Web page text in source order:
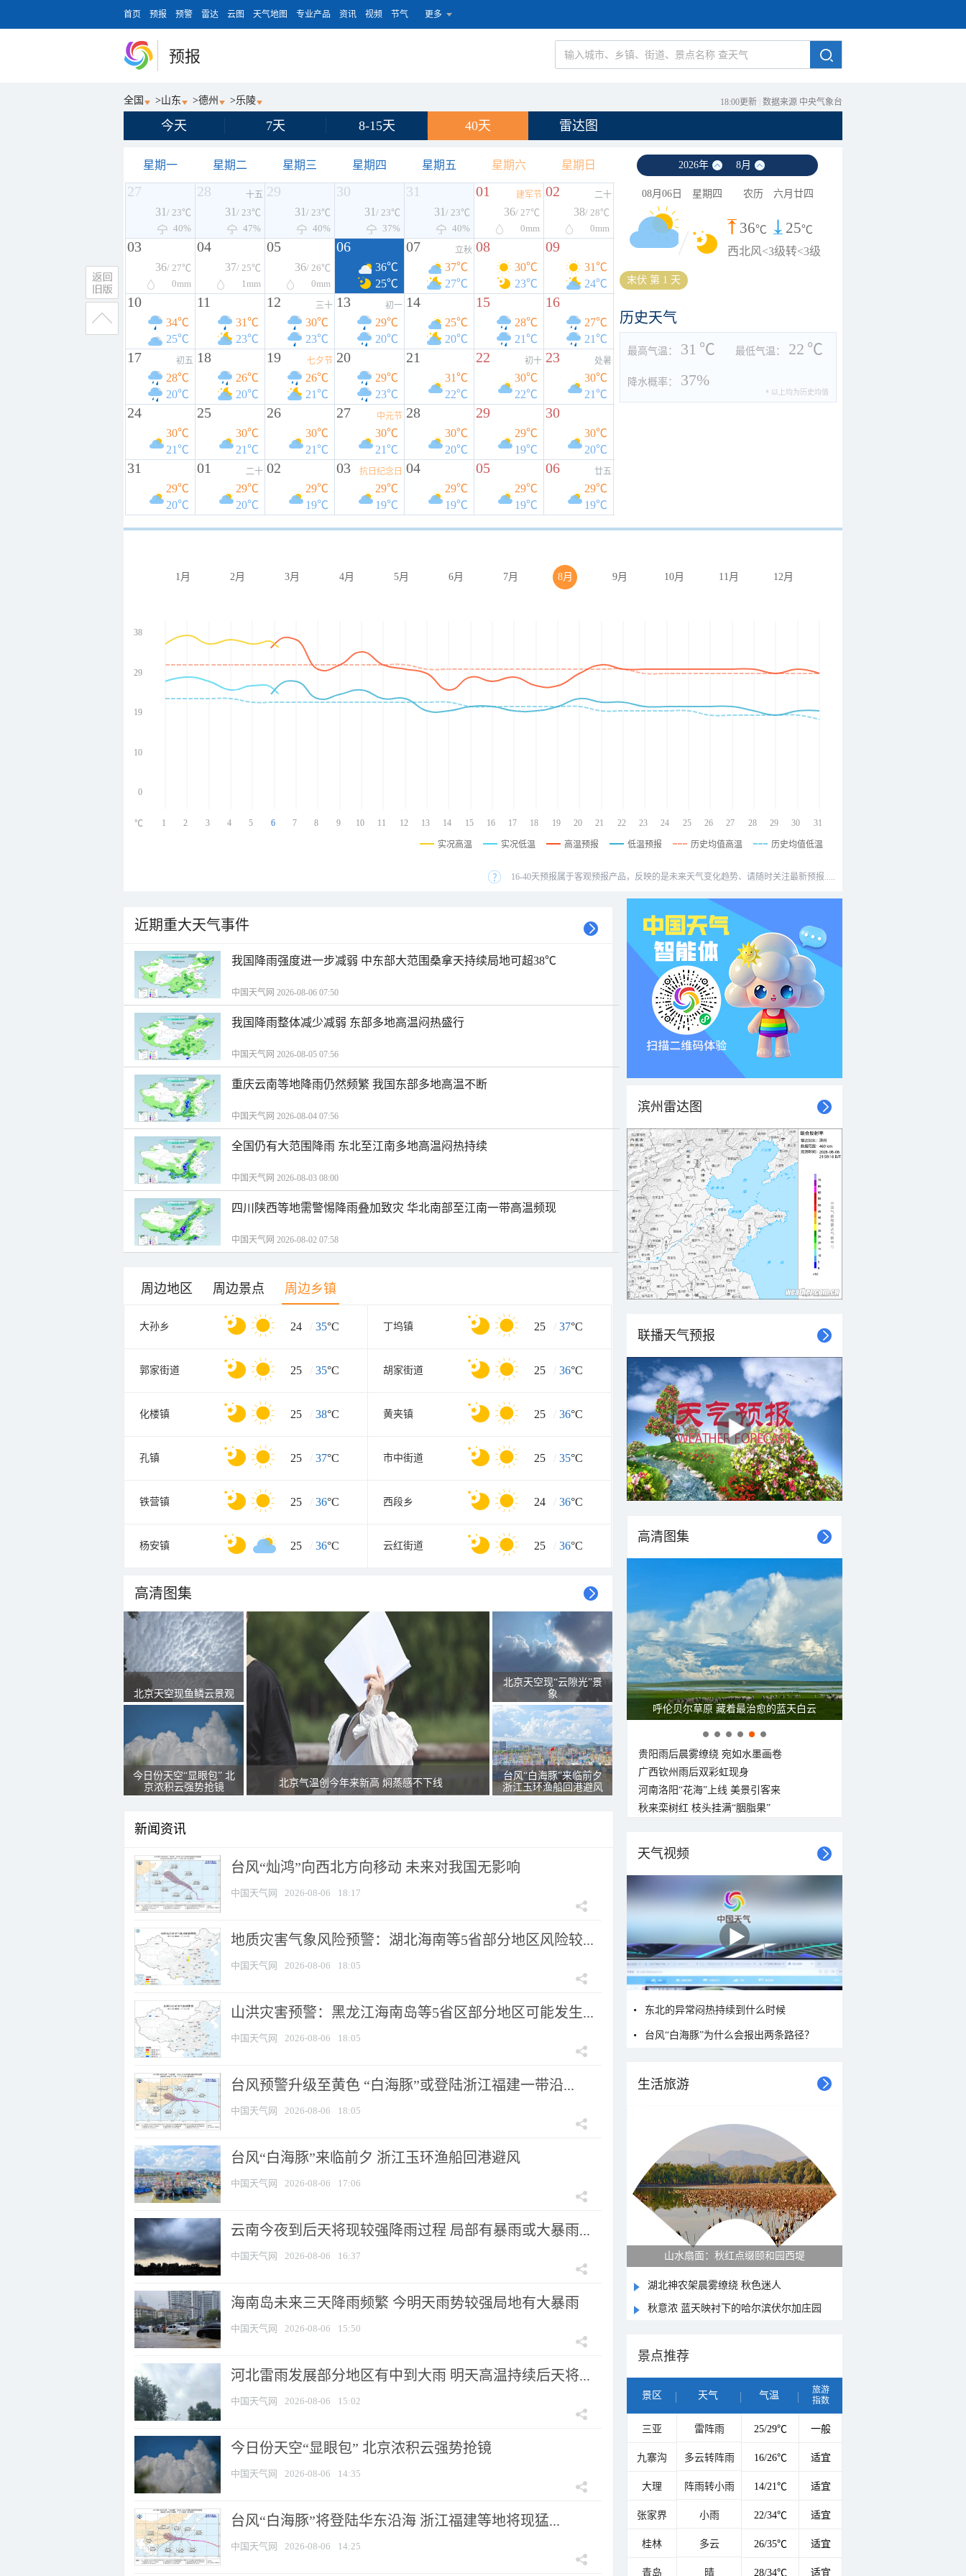
首页 预报 预警 雷达 云图 天气地图 专业产品 资讯 视频 节气 更多
预报
全国 >山东 >德州 >乐陵 18:00更新 数据来源 中央气象台
今天 7天 8-15天 40天 雷达图
星期一 星期二 星期三 星期四 星期五 星期六 星期日
27
31 / 23℃
40%
28 十五
31 / 23℃
47%
29
31 / 23℃
40%
30
31 / 23℃
37%
31
31 / 23℃
40%
01 建军节
36/ 27℃
0mm
02 二十
38/ 28℃
0mm
03
36/ 27℃
0mm
04
37/ 25℃
1mm
05
36/ 26℃
0mm
06
36℃
25℃
07 立秋
37℃
27℃
08
30℃
23℃
09
31℃
24℃
10
34℃
25℃
11
31℃
23℃
12 三十
30℃
23℃
13 初一
29℃
20℃
14
25℃
20℃
15
28℃
21℃
16
27℃
21℃
17 初五
28℃
20℃
18
26℃
20℃
19 七夕节
26℃
21℃
20
29℃
23℃
21
31℃
22℃
22 初十
30℃
22℃
23 处暑
30℃
21℃
24
30℃
21℃
25
30℃
21℃
26
30℃
21℃
27 中元节
30℃
21℃
28
30℃
20℃
29
29℃
19℃
30
30℃
20℃
31
29℃
20℃
01 二十
29℃
20℃
02
29℃
19℃
03 抗日纪念日
29℃
19℃
04
29℃
19℃
05
29℃
19℃
06 廿五
29℃
19℃
2026年 8月
08月06日 星期四 农历 六月廿四
36℃ 25℃
西北风<3级转<3级
末伏 第 1 天
历史天气
最高气温： 31 ℃ 最低气温： 22 ℃
降水概率： 37%
* 以上均为历史均值
1月 2月 3月 4月 5月 6月 7月 8月 9月 10月 11月 12月
38
29
19
10
0
1 2 3 4 5 6 7 8 9 10 11 12 13 14 15 16 17 18 19 20 21 22 23 24 25 26 27 28 29 30 31
℃
实况高温 实况低温 高温预报 低温预报 历史均值高温 历史均值低温
16-40天预报属于客观预报产品，反映的是未来天气变化趋势、请随时关注最新预报.....
近期重大天气事件
我国降雨强度进一步减弱 中东部大范围桑拿天持续局地可超38℃
中国天气网 2026-08-06 07:50
我国降雨整体减少减弱 东部多地高温闷热盛行
中国天气网 2026-08-05 07:56
重庆云南等地降雨仍然频繁 我国东部多地高温不断
中国天气网 2026-08-04 07:56
全国仍有大范围降雨 东北至江南多地高温闷热持续
中国天气网 2026-08-03 08:00
四川陕西等地需警惕降雨叠加致灾 华北南部至江南一带高温频现
中国天气网 2026-08-02 07:58
周边地区 周边景点 周边乡镇
大孙乡 24 / 35°C 丁坞镇 25 / 37°C
郭家街道 25 / 35°C 胡家街道 25 / 36°C
化楼镇 25 / 38°C 黄夹镇 25 / 36°C
孔镇 25 / 37°C 市中街道 25 / 35°C
铁营镇 25 / 36°C 西段乡 24 / 36°C
杨安镇 25 / 36°C 云红街道 25 / 36°C
高清图集
北京天空现鱼鳞云景观
今日份天空“显眼包” 北
京浓积云强势抢镜
北京气温创今年来新高 焖蒸感不下线
北京天空现“云隙光”景
象
台风“白海豚”来临前夕
浙江玉环渔船回港避风
新闻资讯
台风“灿鸿”向西北方向移动 未来对我国无影响
中国天气网 2026-08-06 18:17
地质灾害气象风险预警：湖北海南等5省部分地区风险较...
中国天气网 2026-08-06 18:05
山洪灾害预警：黑龙江海南岛等5省区部分地区可能发生...
中国天气网 2026-08-06 18:05
台风预警升级至黄色 “白海豚”或登陆浙江福建一带沿...
中国天气网 2026-08-06 18:05
台风“白海豚”来临前夕 浙江玉环渔船回港避风
中国天气网 2026-08-06 17:06
云南今夜到后天将现较强降雨过程 局部有暴雨或大暴雨...
中国天气网 2026-08-06 16:37
海南岛未来三天降雨频繁 今明天雨势较强局地有大暴雨
中国天气网 2026-08-06 15:50
河北雷雨发展部分地区有中到大雨 明天高温持续后天将...
中国天气网 2026-08-06 15:02
今日份天空“显眼包” 北京浓积云强势抢镜
中国天气网 2026-08-06 14:35
台风“白海豚”将登陆华东沿海 浙江福建等地将现猛...
中国天气网 2026-08-06 14:25
滨州雷达图
联播天气预报
高清图集
一组图感受水中消暑快乐瞬间
贵阳雨后晨雾缭绕 宛如水墨画卷
广西钦州雨后双彩虹现身
河南洛阳“花海”上线 美景引客来
秋来栾树红 枝头挂满“胭脂果”
天气视频
东北的异常闷热持续到什么时候
台风“白海豚”为什么会报出两条路径？
生活旅游
紫菊满山坡 黄山坡山村秋色正好
湖北神农架晨雾缭绕 秋色迷人
秋意浓 蓝天映衬下的哈尔滨伏尔加庄园
景点推荐
景区 天气 气温
旅游
指数
三亚 雷阵雨 25/29℃ 一般
九寨沟 多云转阵雨 16/26℃ 适宜
大理 阵雨转小雨 14/21℃ 适宜
张家界 小雨 22/34℃ 适宜
桂林 多云 26/35℃ 适宜
青岛 晴 28/34℃ 适宜